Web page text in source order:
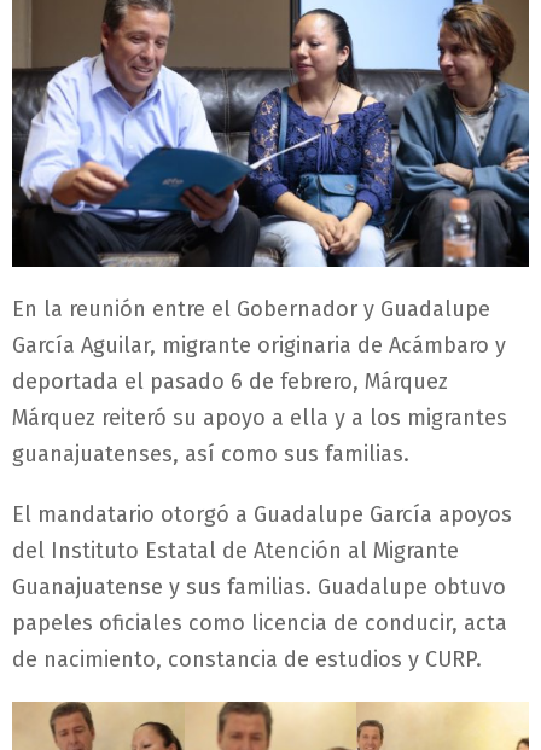
En la reunión entre el Gobernador y Guadalupe
García Aguilar, migrante originaria de Acámbaro y
deportada el pasado 6 de febrero, Márquez
Márquez reiteró su apoyo a ella y a los migrantes
guanajuatenses, así como sus familias.
El mandatario otorgó a Guadalupe García apoyos
del Instituto Estatal de Atención al Migrante
Guanajuatense y sus familias. Guadalupe obtuvo
papeles oficiales como licencia de conducir, acta
de nacimiento, constancia de estudios y CURP.